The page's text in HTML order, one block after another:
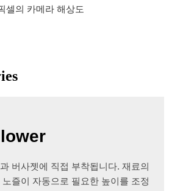
셀의 카메라 해상도
버사젯에 직접 부착됩니다. 재료의
즐이 자동으로 필요한 높이를 조정